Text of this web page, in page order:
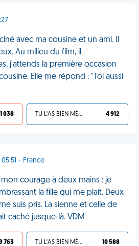
avec ma cousine et un ami. Il
Au milieu du film, il
j'attends la première occasion
Elle me répond : "Toi aussi
038 TU L'AS BIEN MÉRITÉ 4 912
- France
courage à deux mains : je
la fille qui me plait. Deux
suis pris. La sienne et celle de
caché jusque-là. VDM
763 TU L'AS BIEN MÉRITÉ 10 588